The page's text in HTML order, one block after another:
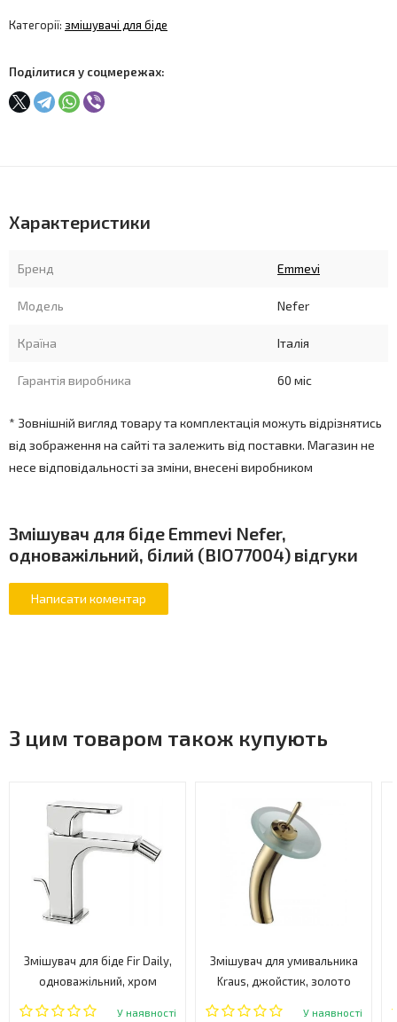
Категорії: змішувачі для біде
Поділитися у соцмережах:
Характеристики
Бренд Emmevi
Модель Nefer
Країна Італія
Гарантія виробника 60 міс
* Зовнішній вигляд товару та комплектація можуть відрізнятись
від зображення на сайті та залежить від поставки. Магазин не
несе відповідальності за зміни, внесені виробником
Змішувач для біде Emmevi Nefer,
одноважільний, білий (BIO77004) відгуки
З цим товаром також купують
Змішувач для біде Fir Daily,
одноважільний, хром
(4421011)
У наявності
Змішувач для умивальника
Kraus, джойстик, золото
(KGW-1700G)
У наявності